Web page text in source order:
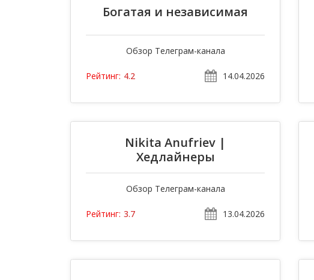
Богатая и независимая
Обзор Телеграм-канала
Рейтинг: 4.2 14.04.2026
Nikita Anufriev |
Хедлайнеры
Обзор Телеграм-канала
Рейтинг: 3.7 13.04.2026